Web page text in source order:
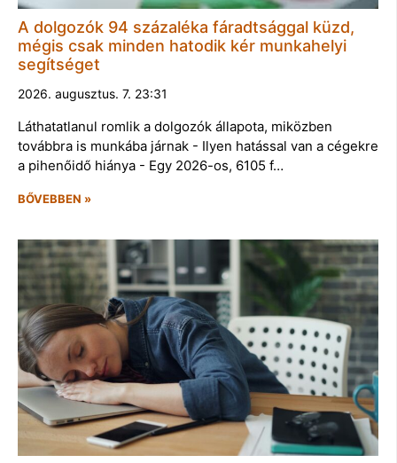
A dolgozók 94 százaléka fáradtsággal küzd,
mégis csak minden hatodik kér munkahelyi
segítséget
2026. augusztus. 7. 23:31
Láthatatlanul romlik a dolgozók állapota, miközben
továbbra is munkába járnak - Ilyen hatással van a cégekre
a pihenőidő hiánya - Egy 2026-os, 6105 f…
BŐVEBBEN »